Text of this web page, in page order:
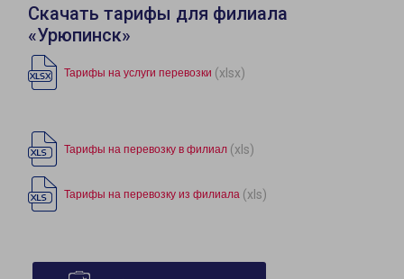
Скачать тарифы для филиала
«Урюпинск»
Тарифы на услуги перевозки (xlsx)
Тарифы на перевозку в филиал (xls)
Тарифы на перевозку из филиала (xls)